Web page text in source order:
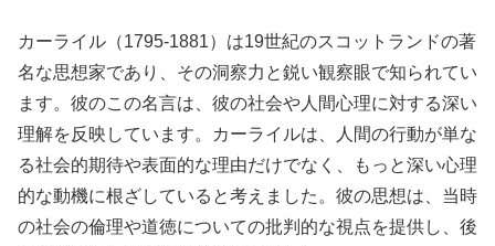
カーライル（1795-1881）は19世紀のスコットランドの著
名な思想家であり、その洞察力と鋭い観察眼で知られてい
ます。彼のこの名言は、彼の社会や人間心理に対する深い
理解を反映しています。カーライルは、人間の行動が単な
る社会的期待や表面的な理由だけでなく、もっと深い心理
的な動機に根ざしていると考えました。彼の思想は、当時
の社会の倫理や道徳についての批判的な視点を提供し、後